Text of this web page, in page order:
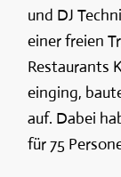
und DJ
einer freien
Restaurants
einging,
auf. Dabei
für 75